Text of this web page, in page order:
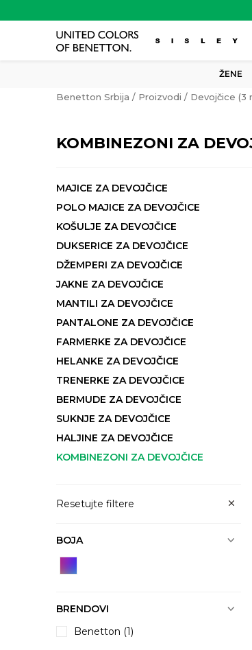
ŽENE
Benetton Srbija Proizvodi Devojčice (3
KOMBINEZONI ZA
MAJICE ZA DEVOJČICE
POLO MAJICE ZA DEVOJČICE
KOŠULJE ZA DEVOJČICE
DUKSERICE ZA DEVOJČICE
DŽEMPERI ZA DEVOJČICE
JAKNE ZA DEVOJČICE
MANTILI ZA DEVOJČICE
PANTALONE ZA DEVOJČICE
FARMERKE ZA DEVOJČICE
HELANKE ZA DEVOJČICE
TRENERKE ZA DEVOJČICE
BERMUDE ZA DEVOJČICE
SUKNJE ZA DEVOJČICE
HALJINE ZA DEVOJČICE
KOMBINEZONI ZA DEVOJČICE
Resetujte filtere
BOJA
BRENDOVI
Benetton (1)